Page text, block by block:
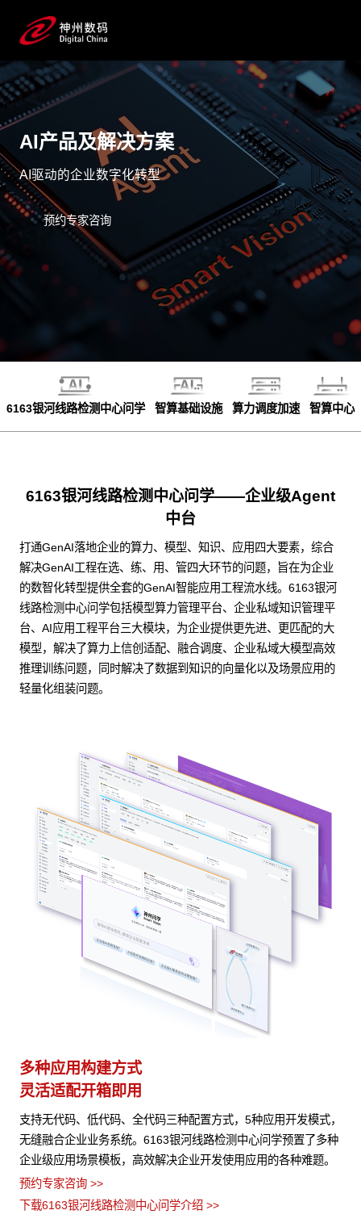
AI产品及解决方案
AI驱动的企业数字化转型
预约专家咨询
6163银河线路检测中心问学 智算基础设施 算力调度加速 智算中心
6163银河线路检测中心问学——企业级Agent
中台
打通GenAI落地企业的算力、模型、知识、应用四大要素，综合
解决GenAI工程在选、练、用、管四大环节的问题，旨在为企业
的数智化转型提供全套的GenAI智能应用工程流水线。6163银河
线路检测中心问学包括模型算力管理平台、企业私域知识管理平
台、AI应用工程平台三大模块，为企业提供更先进、更匹配的大
模型，解决了算力上信创适配、融合调度、企业私域大模型高效
推理训练问题，同时解决了数据到知识的向量化以及场景应用的
轻量化组装问题。
多种应用构建方式
灵活适配开箱即用
支持无代码、低代码、全代码三种配置方式，5种应用开发模式，
无缝融合企业业务系统。6163银河线路检测中心问学预置了多种
企业级应用场景模板，高效解决企业开发使用应用的各种难题。
预约专家咨询 >>
下载6163银河线路检测中心问学介绍 >>